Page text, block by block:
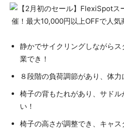
静かでサイクリングしながら
業でき！
８段階の負荷調節があり、体力
椅子の背もたれがあり、サド
い！
椅子の高さが調整でき、キャス